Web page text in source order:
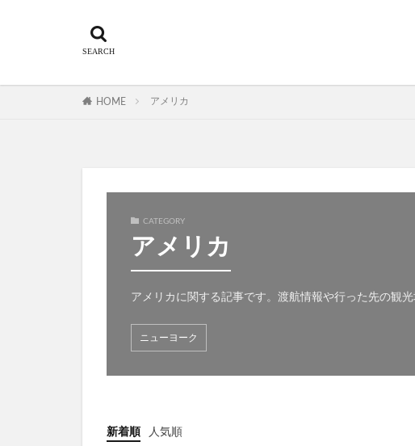
HOME アメリカ
CATEGORY
アメリカ
アメリカに関する記事です。渡航情報や行った先の観
ニューヨーク
新着順 人気順